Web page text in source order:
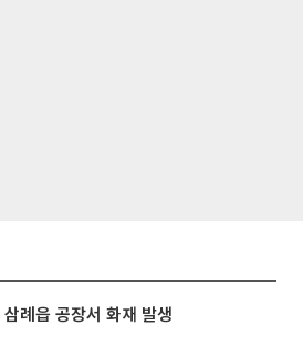
례읍 공장서 화재 발생